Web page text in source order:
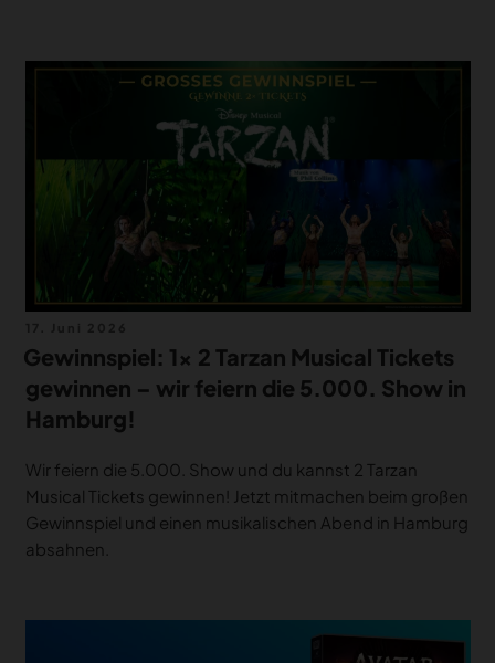
am
Gewinnspiel: 1× 2 Tarzan Musical Tickets
gewinnen – wir feiern die 5.000. Show in
Hamburg!
Wir feiern die 5.000. Show und du kannst 2 Tarzan
Musical Tickets gewinnen! Jetzt mitmachen beim großen
Gewinnspiel und einen musikalischen Abend in Hamburg
absahnen.